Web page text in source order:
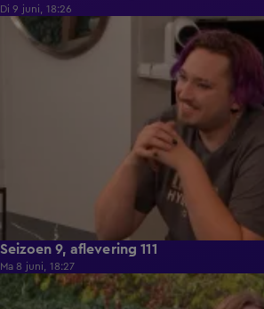
Di 9 juni, 18:26
21:30
Seizoen 9, aflevering 111
Ma 8 juni, 18:27
22:26